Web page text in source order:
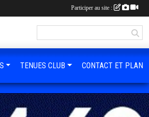
TENUES CLUB CONTACT ET PLAN
Participer au site :